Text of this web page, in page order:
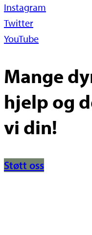
Instagram
Twitter
YouTube
Mange
hjelp og
vi din!
Støtt oss